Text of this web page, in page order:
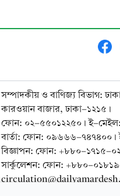
সম্পাদকীয় ও বাণিজ্য বিভাগ:
কারওয়ান বাজার, ঢাকা-১২১৫।
ফোন: ০২-৫৫০১২২৫০। ই-
বার্তা: ফোন: ০৯৬৬৬-
বিজ্ঞাপন: ফোন: +৮৮০-১৭১৫-
সার্কুলেশন: ফোন: +৮৮০-